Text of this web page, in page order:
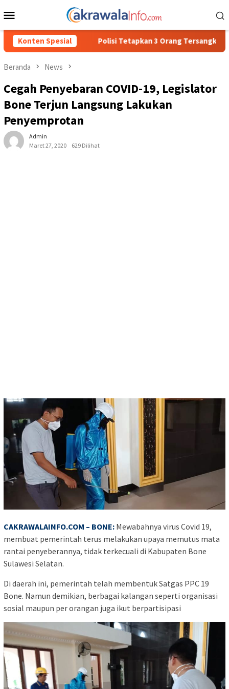
ke
Mobile
Konten Spesial
Tetapkan 3 Orang Tersangka Baru Kasus Penyalahgunaan
Beranda News
Cegah Penyebaran COVID-19, Legislator
Bone Terjun Langsung Lakukan
Penyemprotan
Admin
Maret 27, 2020
629 Dilihat
CAKRAWALAINFO.COM – BONE: Mewabahnya virus Covid 19,
membuat pemerintah terus melakukan upaya memutus mata
rantai penyeberannya, tidak terkecuali di Kabupaten Bone
Sulawesi Selatan.
Di daerah ini, pemerintah telah membentuk Satgas PPC 19
Bone. Namun demikian, berbagai kalangan seperti organisasi
sosial maupun per orangan juga ikut berpartisipasi